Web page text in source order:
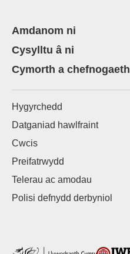
Amdanom ni
Cysylltu â ni
Cymorth a chefnogaeth
Hygyrchedd
Datganiad hawlfraint
Cwcis
Preifatrwydd
Telerau ac amodau
Polisi defnydd derbyniol